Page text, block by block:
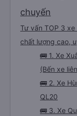
chuyến
Tư vấn TOP 3
chất lượng cao,
🚌 1. Xe
(Bến xe
🚌 2. Xe
QL20
🚌 3. Xe